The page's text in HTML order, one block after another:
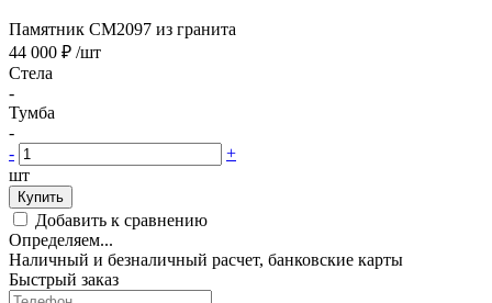
Памятник CM2097 из гранита
44 000 ₽ /шт
Стела
-
Тумба
-
-
+
шт
Купить
Добавить к сравнению
Определяем...
Наличный и безналичный расчет, банковские карты
Быстрый заказ